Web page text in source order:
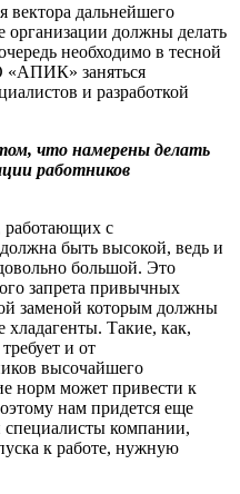
вектора дальнейшего
организации должны делать
необходимо в тесной
заняться
и разработкой
что намерены делать
работников
с
быть высокой, ведь и
большой. Это
запрета привычных
заменой которым должны
хладагенты. Такие, как,
и от
высочайшего
норм может привести к
нам придется еще
специалисты компании,
к работе, нужную